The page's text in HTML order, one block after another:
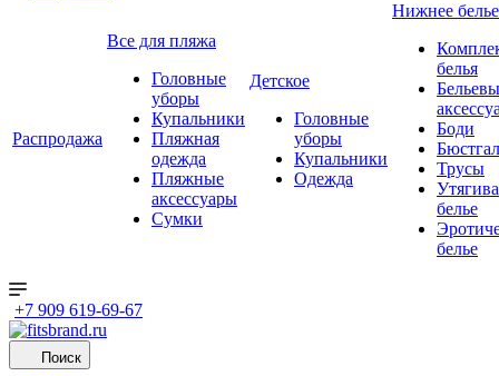
Распродажа
Все для пляжа
Головные
уборы
Купальники
Пляжная
одежда
Пляжные
аксессуары
Сумки
Детское
Головные
уборы
Купальники
Одежда
Нижнее белье
белья
Боди
Трусы
белье
белье
+7 909 619-69-67
Поиск